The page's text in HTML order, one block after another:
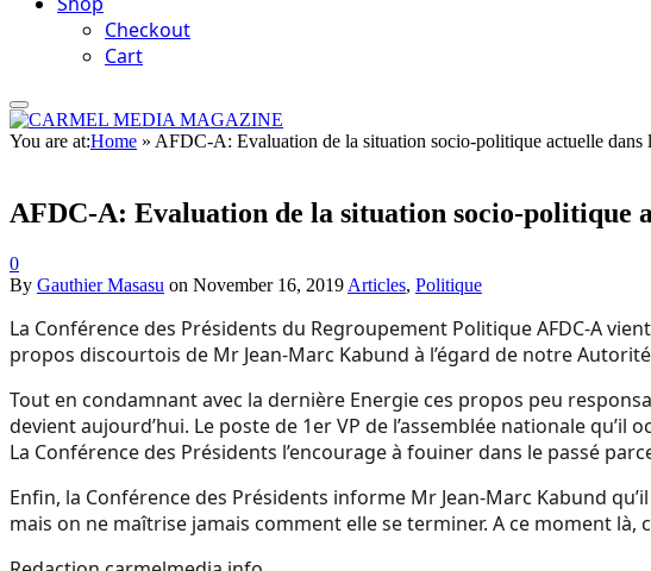
Checkout
Cart
You are at:Home » AFDC-A: Evaluation de la situation socio-politique actuelle
AFDC-A: Evaluation de la situation socio-politique
0
By Gauthier Masasu on November 16, 2019 Articles, Politique
La Conférence des Présidents du Regroupement Politique AFDC-A
propos discourtois de Mr Jean-Marc Kabund à l’égard de notre
Tout en condamnant avec la dernière Energie ces propos peu
devient aujourd’hui. Le poste de 1er VP de l’assemblée nationale
La Conférence des Présidents l’encourage à fouiner dans le passé
Enfin, la Conférence des Présidents informe Mr Jean-Marc Kabund
mais on ne maîtrise jamais comment elle se terminer. A ce moment